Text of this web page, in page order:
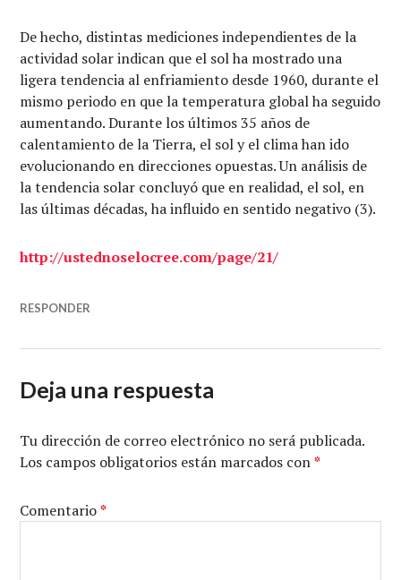
De hecho, distintas mediciones independientes de la
actividad solar indican que el sol ha mostrado una
ligera tendencia al enfriamiento desde 1960, durante el
mismo periodo en que la temperatura global ha seguido
aumentando. Durante los últimos 35 años de
calentamiento de la Tierra, el sol y el clima han ido
evolucionando en direcciones opuestas. Un análisis de
la tendencia solar concluyó que en realidad, el sol, en
las últimas décadas, ha influido en sentido negativo (3).
http://ustednoselocree.com/page/21/
RESPONDER
Deja una respuesta
Tu dirección de correo electrónico no será publicada.
Los campos obligatorios están marcados con*
Comentario*